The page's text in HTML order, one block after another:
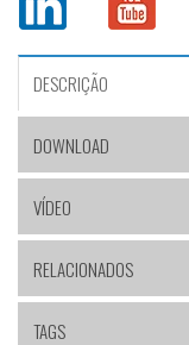
DESCRIÇÃO
DOWNLOAD
VÍDEO
RELACIONADOS
TAGS